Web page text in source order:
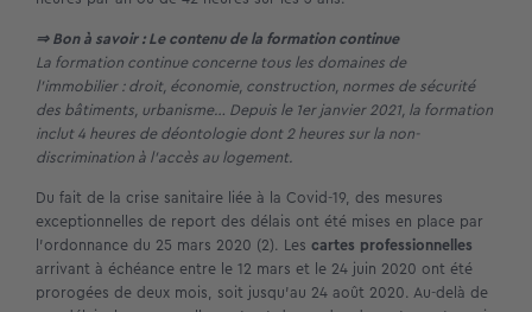
⇒ Bon à savoir : Le contenu de la formation continue
La formation continue concerne tous les domaines de
l’immobilier : droit, économie, construction, normes de sécurité
des bâtiments, urbanisme… Depuis le 1erjanvier 2021, la formation
inclut 4 heures de déontologie dont 2 heures sur la non-
discrimination à l’accès au logement.
Du fait de la crise sanitaire liée à la Covid-19, des mesures
exceptionnelles de report des délais ont été mises en place par
l’ordonnance du 25 mars 2020 (2). Les cartes professionnelles
arrivant à échéance entre le 12 mars et le 24 juin 2020 ont été
prorogées de deux mois, soit jusqu’au 24 août 2020. Au-delà de